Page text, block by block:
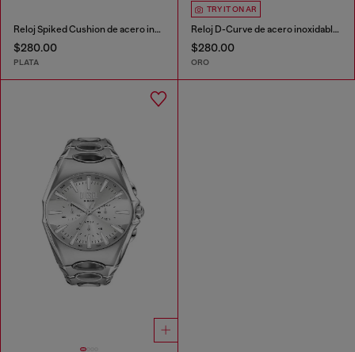
Reloj Spiked Cushion de acero inoxidable
$280.00
PLATA
TRY IT ON AR
Reloj D-Curve de acero inoxidable con tono dorado
$280.00
ORO